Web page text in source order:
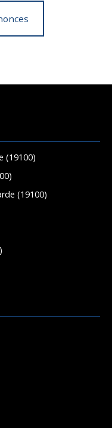
(19100)
(19100)